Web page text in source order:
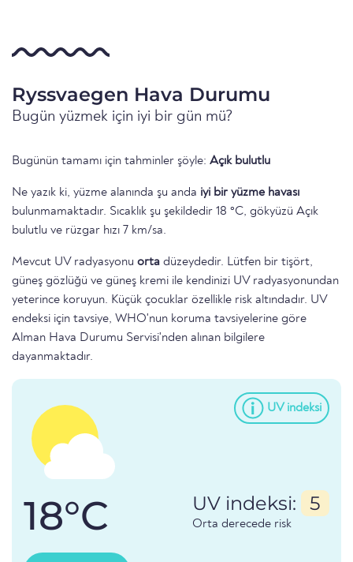
Ryssvaegen Hava Durumu
Bugün yüzmek için iyi bir gün mü?
Bugünün tamamı için tahminler şöyle: Açık bulutlu
Ne yazık ki, yüzme alanında şu anda iyi bir yüzme havası
bulunmamaktadır. Sıcaklık şu şekildedir 18 °C, gökyüzü Açık
bulutlu ve rüzgar hızı 7 km/sa.
Mevcut UV radyasyonu orta düzeydedir. Lütfen bir tişört,
güneş gözlüğü ve güneş kremi ile kendinizi UV radyasyonundan
yeterince koruyun. Küçük çocuklar özellikle risk altındadır. UV
endeksi için tavsiye, WHO'nun koruma tavsiyelerine göre
Alman Hava Durumu Servisi'nden alınan bilgilere
dayanmaktadır.
UV indeksi
18°C UV indeksi: 5
Orta derecede risk